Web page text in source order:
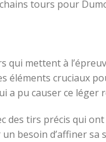
tours pour
qui mettent à
cruciaux
pu causer ce léger
des tirs précis qui
besoin d’affiner